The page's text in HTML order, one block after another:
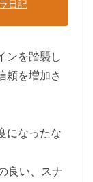
日記
ンを踏襲し
頼を増加さ
になったな
良い、スナ